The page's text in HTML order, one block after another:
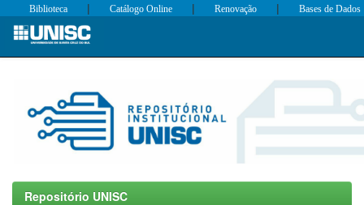
Skip
Biblioteca | Catálogo Online | Renovação | Bases de Dados
Repositório UNISC